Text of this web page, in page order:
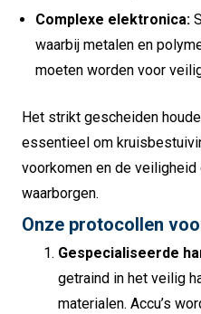
Complexe elektronica:
waarbij metalen en
moeten worden voor
Het strikt gescheiden
essentieel om
voorkomen en de
waarborgen.
Onze protocollen
Gespecialiseerde
getraind in het veilig
materialen. Accu’s